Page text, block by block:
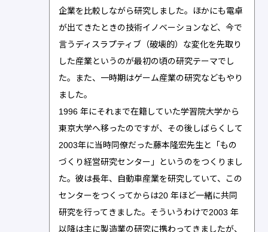
企業を比較しながら研究しました。ほかにも電卓
が出てきたときの技術イノベーションなど、今で
言うディスラプティブ（破壊的）な変化を先取り
した産業というのが最初の頃の研究テーマでし
た。また、一時期はゲーム産業の研究などもやり
ました。
1996 年にそれまで在籍していた学習院大学から
東京大学へ移ったのですが、その後しばらくして
2003年に当時同僚だった藤本隆宏先生と「もの
づくり経営研究センター」というのをつくりまし
た。彼は長年、自動車産業を研究していて、この
センターをつくってからは20 年ほど一緒に共同
研究を行ってきました。そういうわけで2003 年
以降は主に製造業の研究に携わってきましたが、